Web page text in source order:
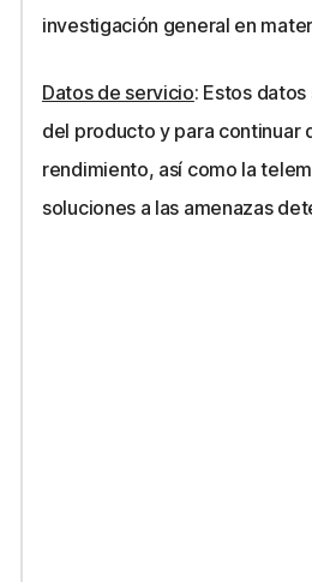
investigación general en
Datos de servicio: Estos
del producto y para continuar
rendimiento, así como la
soluciones a las amenazas